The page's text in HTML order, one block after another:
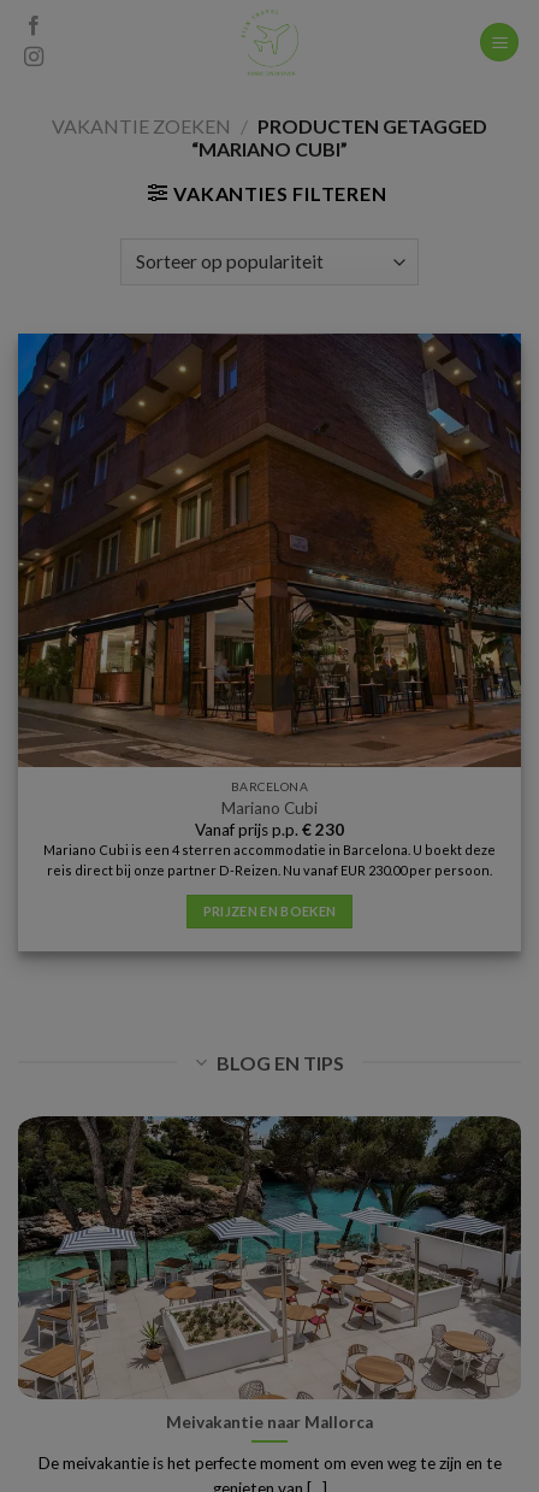
Skip
content
VAKANTIE ZOEKEN / PRODUCTEN GETAGGED
“MARIANO CUBI”
VAKANTIES FILTEREN
BARCELONA
Mariano Cubi
Vanaf prijs p.p. €230
Mariano Cubi is een 4 sterren accommodatie in Barcelona. U boekt deze
reis direct bij onze partner D-Reizen. Nu vanaf EUR 230.00 per persoon.
PRIJZEN EN BOEKEN
BLOG EN TIPS
Meivakantie naar Mallorca
De meivakantie is het perfecte moment om even weg te zijn en te